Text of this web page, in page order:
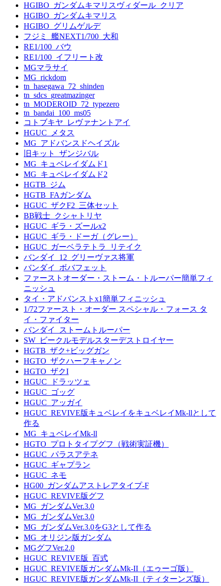
HGIBO_ガンダムキマリスヴィダール_クリア
HGIBO_ガンダムキマリス
HGIBO_グリムゲルデ
フジミ_艦NEXT1/700_大和
RE1/100_バウ
RE1/100_イフリート改
MGマラサイ
MG_rickdom
tn_hasegawa_72_shinden
tn_sdcs_greatmazinger
tn_MODEROID_72_typezero
tn_bandai_100_ms05
コトブキヤ_レヴァナントアイ
HGUC_メタス
MG_アドバンスドヘイズル
旧キット_ザンジバル
MG_キュベレイダムド1
MG_キュベレイダムド2
HGTB_ジム
HGTB_FAガンダム
HGUC_ザクF2_三体セット
BB戦士_クシャトリヤ
HGUC_ギラ・ズールx2
HGUC_ギラ・ドーガ（グレー）
HGUC_ガーベラテトラ_リテイク
バンダイ_12_グリーヴァス将軍
バンダイ_ボバフェット
ファーストオーダー・ストーム・トルーパー簡単フィ
ニッシュ
タイ・アドバンストx1簡単フィニッシュ
1/72ファースト・オーダー スペシャル・フォース タ
イ・ファイター
バンダイ_ストームトルーパー
SW_ビークルモデルスターデストロイヤー
HGTB_ザク+ビッグガン
HGTO_ザクハーフキャノン
HGTO_ザクI
HGUC_ドラッツェ
HGUC_ゴッグ
HGUC_アッガイ
HGUC_REVIVE版キュベレイをキュベレイMk-llとして
作る
MG_キュベレイMk-ll
HGTO_プロトタイプグフ（戦術実証機）
HGUC_パラスアテネ
HGUC_ギャプラン
HGUC_ネモ
HG00_ガンダムアストレアタイプ-F
HGUC_REVIVE版グフ
MG_ガンダムVer.3.0
MG_ガンダムVer.3.0
MG_ガンダムVer.3.0をG3として作る
MG_オリジン版ガンダム
MGグフVer.2.0
HGUC_REVIVE版_百式
HGUC_REVIVE版ガンダムMk-II（エゥーゴ版）
HGUC_REVIVE版ガンダムMk-II（ティターンズ版）